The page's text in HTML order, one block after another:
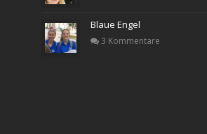
Blaue Engel
3 Kommentare